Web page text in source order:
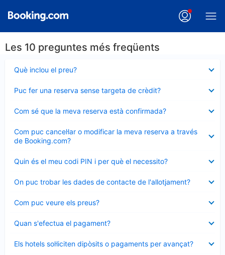
Les 10 preguntes més freqüents
Què inclou el preu?
tancat
Puc fer una reserva sense targeta de crèdit?
tancat
Com sé que la meva reserva està confirmada?
tancat
Com puc cancel·lar o modificar la meva reserva a través
de Booking.com?
tancat
Quin és el meu codi PIN i per què el necessito?
tancat
On puc trobar les dades de contacte de l'allotjament?
tancat
Com puc veure els preus?
tancat
Quan s'efectua el pagament?
tancat
Els hotels sol·liciten dipòsits o pagaments per avançat?
tancat